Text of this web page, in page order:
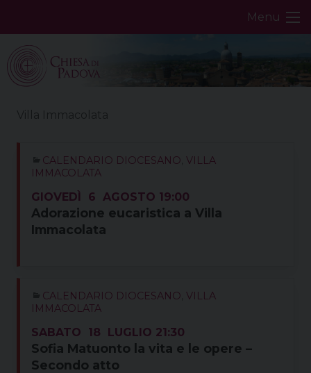
Menu
CALENDARIO DIOCESANO VILLA
IMMACOLATA
GIOVEDÌ 6 AGOSTO 19:00
Adorazione eucaristica a Villa
Immacolata
CALENDARIO DIOCESANO VILLA
IMMACOLATA
SABATO 18 LUGLIO 21:30
Sofia Matuonto la vita e le opere –
Secondo atto